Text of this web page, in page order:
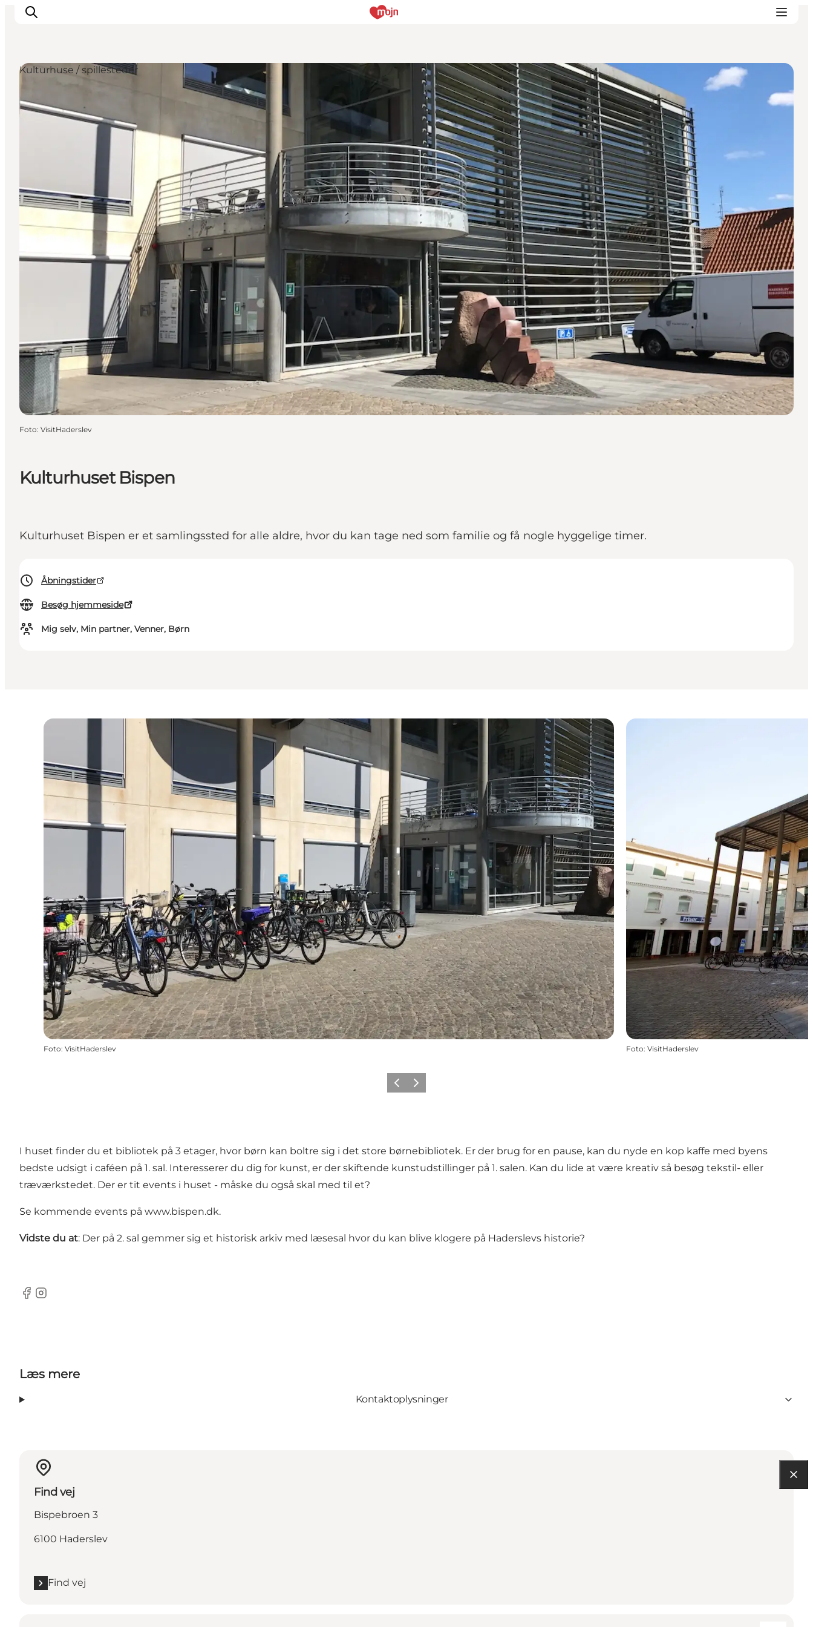
Oplevelser
Byer & Steder
Overnatning
Planlæg din ferie
Booking
Kulturhuset Bispen
Kulturhuset Bispen er et samlingssted for alle aldre, hvor du kan tage ned som familie og få nogle hyggelige timer.
Åbningstider
Besøg hjemmeside
Mig selv, Min partner, Venner, Børn
Kulturhuse / spillesteder
Foto: VisitHaderslev
Foto: VisitHaderslev Foto: VisitHaderslev
ForrigeNæste
I huset finder du et bibliotek på 3 etager, hvor børn kan boltre sig i det store børnebibliotek. Er der brug for en pause, kan du nyde en kop kaffe med byens
bedste udsigt i caféen på 1. sal. Interesserer du dig for kunst, er der skiftende kunstudstillinger på 1. salen. Kan du lide at være kreativ så besøg tekstil- eller
træværkstedet. Der er tit events i huset - måske du også skal med til et?
Se kommende events på www.bispen.dk.
Vidste du at: Der på 2. sal gemmer sig et historisk arkiv med læsesal hvor du kan blive klogere på Haderslevs historie?
Facebook
Instagram
Læs mere
Kontaktoplysninger
Find vej
Bispebroen 3
6100 Haderslev
Find vej